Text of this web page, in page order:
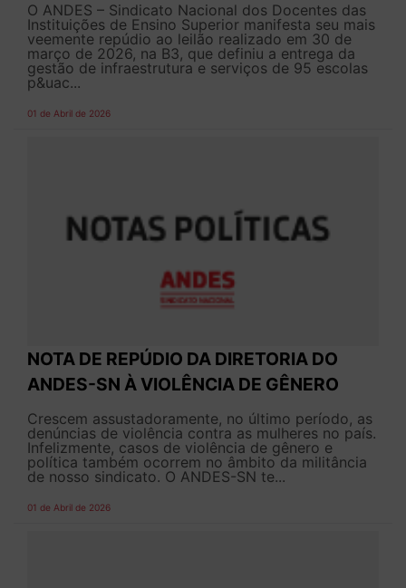
O ANDES – Sindicato Nacional dos Docentes das
Instituições de Ensino Superior manifesta seu mais
veemente repúdio ao leilão realizado em 30 de
março de 2026, na B3, que definiu a entrega da
gestão de infraestrutura e serviços de 95 escolas
p&uac...
01 de Abril de 2026
NOTA DE REPÚDIO DA DIRETORIA DO
ANDES-SN À VIOLÊNCIA DE GÊNERO
Crescem assustadoramente, no último período, as
denúncias de violência contra as mulheres no país.
Infelizmente, casos de violência de gênero e
política também ocorrem no âmbito da militância
de nosso sindicato. O ANDES-SN te...
01 de Abril de 2026